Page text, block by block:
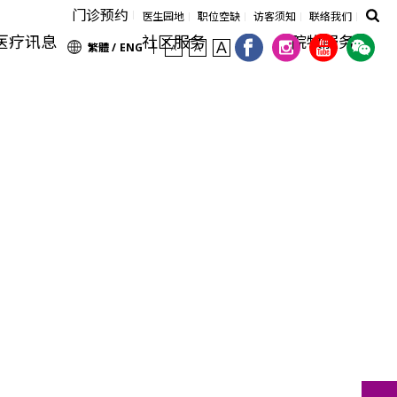
门诊预约 医生园地 职位空缺 访客须知 联络我们
繁體 / ENG
疗讯息 社区服务 院牧服务